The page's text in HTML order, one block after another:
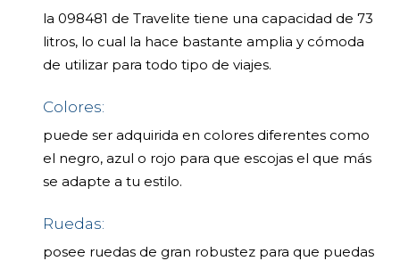
la 098481 de Travelite tiene una capacidad de 73
litros, lo cual la hace bastante amplia y cómoda
de utilizar para todo tipo de viajes.
Colores:
puede ser adquirida en colores diferentes como
el negro, azul o rojo para que escojas el que más
se adapte a tu estilo.
Ruedas:
posee ruedas de gran robustez para que puedas